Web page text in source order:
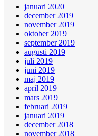
januari 2020
december 2019
november 2019
oktober 2019
september 2019
augusti 2019
juli 2019
juni 2019
maj 2019
april 2019
mars 2019
februari 2019
januari 2019
december 2018
november 2018